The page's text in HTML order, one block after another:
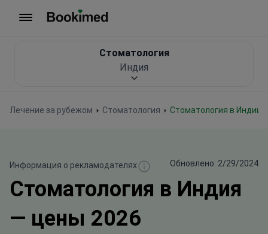
Лечение за рубежом Стоматология Стоматология в Индии
Стоматология
Индия
Информация о рекламодателях Обновлено: 2/29/2024
Стоматология в Индия
— цены 2026